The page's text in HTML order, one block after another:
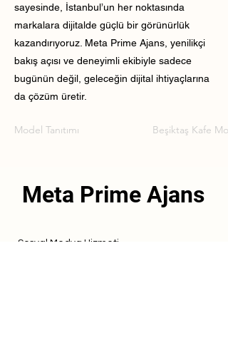
sayesinde, İstanbul’un her noktasında
markalara dijitalde güçlü bir görünürlük
kazandırıyoruz. Meta Prime Ajans, yenilikçi
bakış açısı ve deneyimli ekibiyle sadece
bugünün değil, geleceğin dijital ihtiyaçlarına
da çözüm üretir.
Model Tanıtımı Beşiktaş Kafe
Meta Prime Ajans
Sosyal Medya Hizmeti